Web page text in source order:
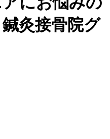
灸接骨院グ